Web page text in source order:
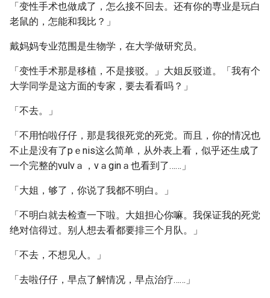
「变性手术也做成了，怎么接不回去。还有你的専业是玩白
老鼠的，怎能和我比？」
戴妈妈专业范围是生物学，在大学做研究员。
「变性手术那是移植，不是接驳。」大姐反驳道。「我有个
大学同学是这方面的专家，要去看看吗？」
「不去。」
「不用怕啦仔仔，那是我很死党的死党。而且，你的情况也
不止是没有了pｅnis这么简单，从外表上看，似乎还生成了
一个完整的vulvａ，vａginａ也看到了……」
「大姐，够了，你说了我都不明白。」
「不明白就去检查一下啦。大姐担心你嘛。我保证我的死党
绝对信得过。别人想去看都要排三个月队。」
「不去，不想见人。」
「去啦仔仔，早点了解情况，早点治疗……」